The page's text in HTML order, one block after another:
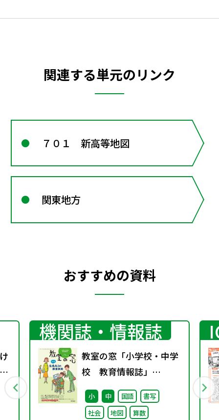
関連する単元のリンク
７０１ 新高等地図
関東地方
おすすめの資料
機関誌・情報誌
教室の窓「小学校・中学
校 教育情報誌」
vol.75 2025年4月発行
小 中 国語
書写
社会
地図 算数